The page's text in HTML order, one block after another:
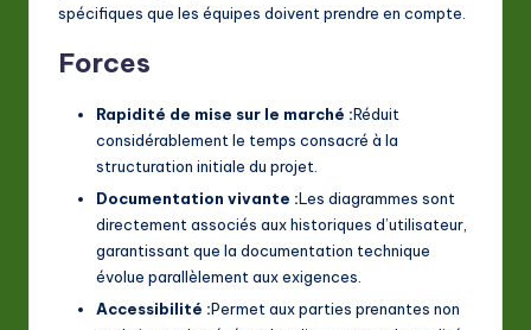
spécifiques que les équipes doivent prendre en compte.
Forces
Rapidité de mise sur le marché :Réduit
considérablement le temps consacré à la
structuration initiale du projet.
Documentation vivante :Les diagrammes sont
directement associés aux historiques d’utilisateur,
garantissant que la documentation technique
évolue parallèlement aux exigences.
Accessibilité :Permet aux parties prenantes non